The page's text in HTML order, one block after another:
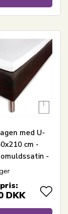
med U-
cm -
-
80 cm -
- Borås
DKK